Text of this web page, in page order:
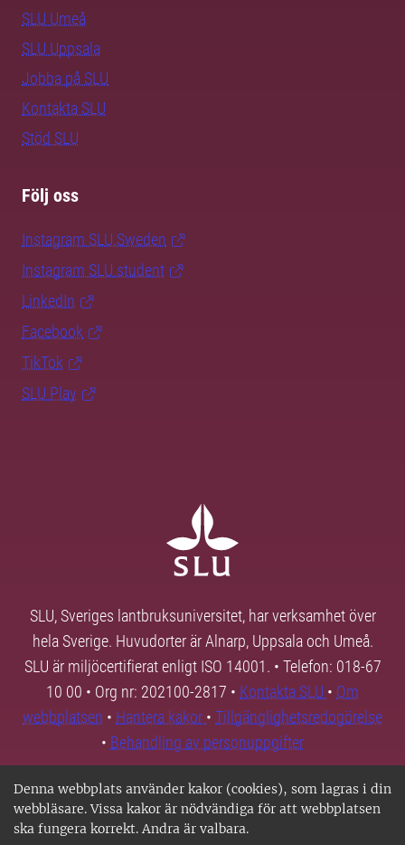
Denna webbplats använder kakor (cookies), som lagras i din
webbläsare. Vissa kakor är nödvändiga för att webbplatsen
ska fungera korrekt. Andra är valbara.
SLU Umeå
SLU Uppsala
Jobba på SLU
Kontakta SLU
Stöd SLU
Följ oss
Instagram SLU.Sweden
Instagram SLU.student
LinkedIn
Facebook
TikTok
SLU Play
SLU, Sveriges lantbruksuniversitet, har verksamhet över
hela Sverige. Huvudorter är Alnarp, Uppsala och Umeå.
SLU är miljöcertifierat enligt ISO 14001. • Telefon: 018-67
10 00 • Org nr: 202100-2817 • Kontakta SLU • Om
webbplatsen • Hantera kakor • Tillgänglighetsredogörelse
• Behandling av personuppgifter